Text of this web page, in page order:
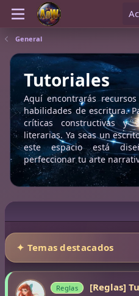
General
Tutoriales
Aquí encontrarás
habilidades de escritura.
críticas constructivas y
literarias. Ya seas un
este espacio está
perfeccionar tu arte
✦ Temas destacados
Reglas [Reglas]